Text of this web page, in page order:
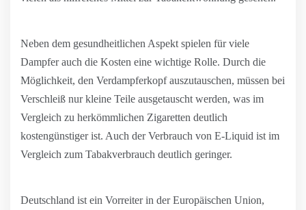
Neben dem gesundheitlichen Aspekt spielen für viele
Dampfer auch die Kosten eine wichtige Rolle. Durch die
Möglichkeit, den Verdampferkopf auszutauschen, müssen bei
Verschleiß nur kleine Teile ausgetauscht werden, was im
Vergleich zu herkömmlichen Zigaretten deutlich
kostengünstiger ist. Auch der Verbrauch von E-Liquid ist im
Vergleich zum Tabakverbrauch deutlich geringer.
Deutschland ist ein Vorreiter in der Europäischen Union,